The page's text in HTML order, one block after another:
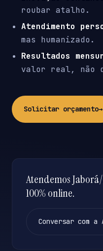
roubar atalho.
Atendimento
mas humanizado.
Resultados
valor real, não
Solicitar orçamento→
Atendemos
100% online.
Conversar com a